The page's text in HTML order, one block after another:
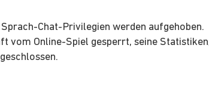
Chat-Privilegien werden aufgehoben.
vom Online-Spiel gesperrt, seine